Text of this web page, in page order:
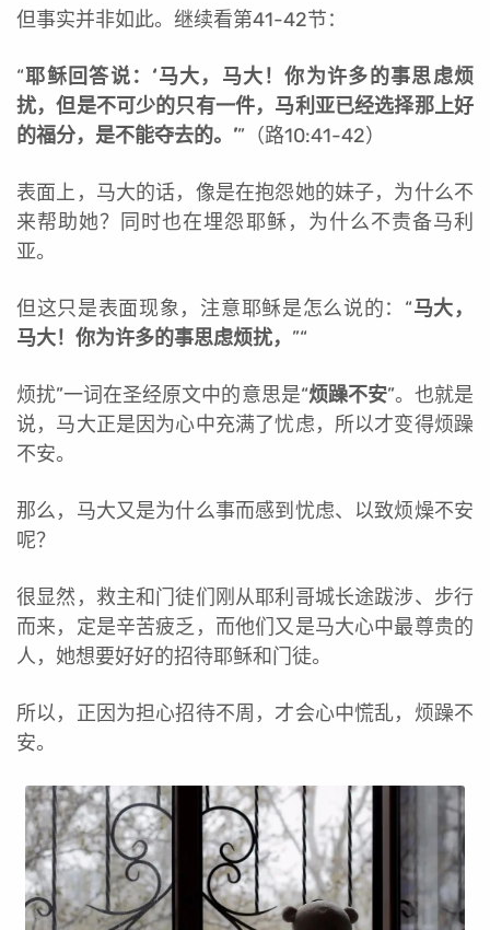
但事实并非如此。继续看第41-42节：
“耶稣回答说：‘马大，马大！你为许多的事思虑烦
扰，但是不可少的只有一件，马利亚已经选择那上好
的福分，是不能夺去的。’”（路10:41-42）
表面上，马大的话，像是在抱怨她的妹子，为什么不
来帮助她？同时也在埋怨耶稣，为什么不责备马利
亚。
但这只是表面现象，注意耶稣是怎么说的：“马大，
马大！你为许多的事思虑烦扰， ”“
烦扰”一词在圣经原文中的意思是“烦躁不安”。也就是
说，马大正是因为心中充满了忧虑，所以才变得烦躁
不安。
那么，马大又是为什么事而感到忧虑、以致烦燥不安
呢？
很显然，救主和门徒们刚从耶利哥城长途跋涉、步行
而来，定是辛苦疲乏，而他们又是马大心中最尊贵的
人，她想要好好的招待耶稣和门徒。
所以，正因为担心招待不周，才会心中慌乱，烦躁不
安。